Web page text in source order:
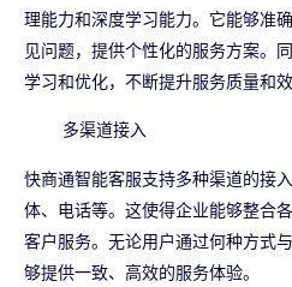
理能力和深度学习能力。它能够准
见问题，提供个性化的服务方案。
学习和优化，不断提升服务质量和效
多渠道接入
快商通智能客服支持多种渠道的接
体、电话等。这使得企业能够整合
客户服务。无论用户通过何种方式
够提供一致、高效的服务体验。